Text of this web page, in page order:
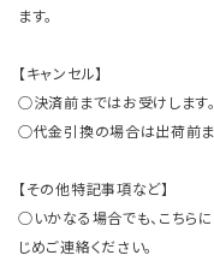
ます。
【キャンセル】
○決済前まではお受けします。
○代金引換の場合は出荷前ま
【その他特記事項など】
○いかなる場合でも、こちら
じめご連絡ください。